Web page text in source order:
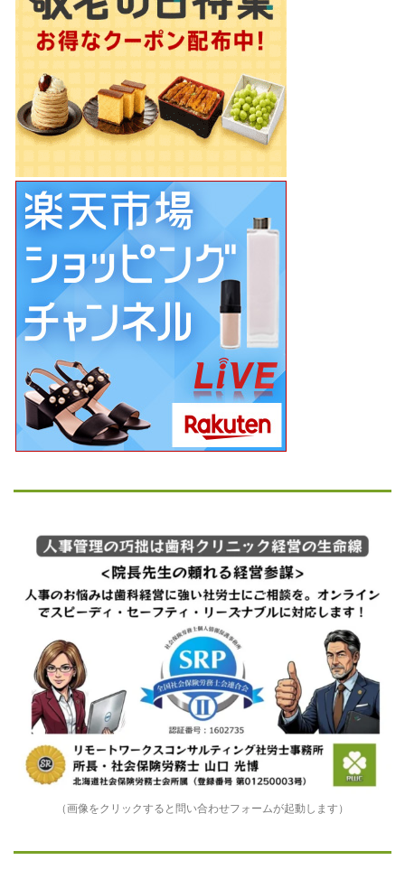
（画像をクリックすると問い合わせフォームが起動します）